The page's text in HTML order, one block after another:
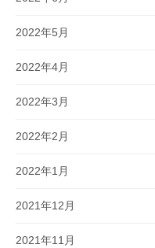
2022年5月
2022年4月
2022年3月
2022年2月
2022年1月
2021年12月
2021年11月